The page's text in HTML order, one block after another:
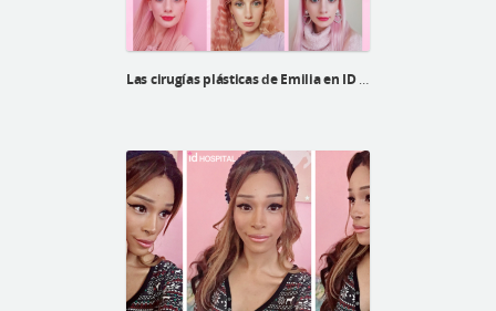
Las cirugías plásticas de Emilia en ID Hospital